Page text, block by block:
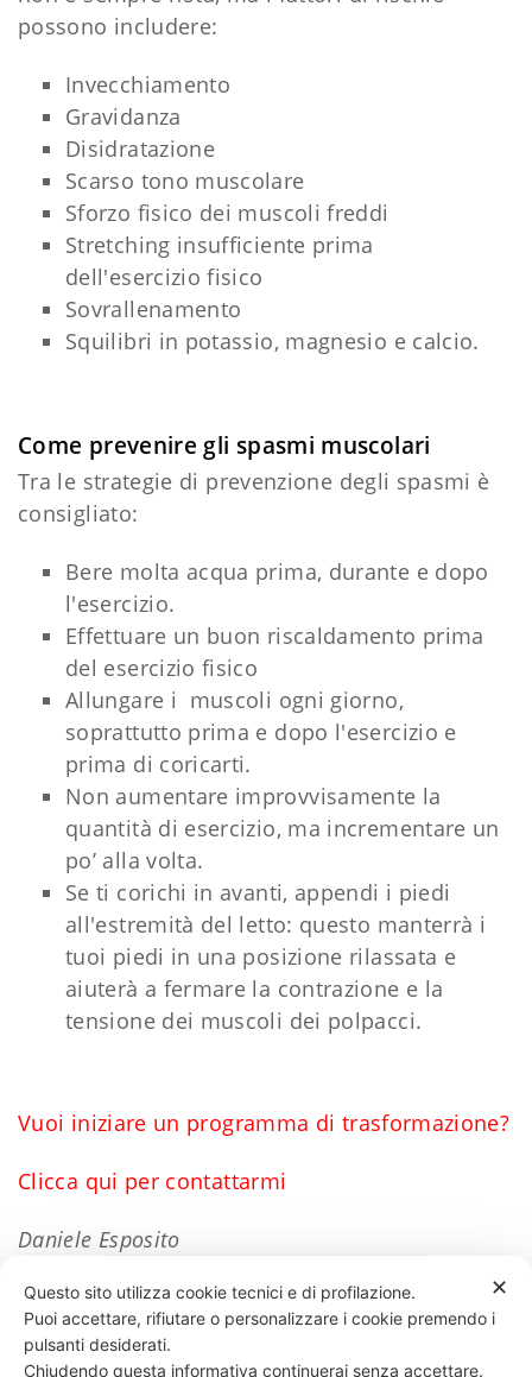
possono includere:
Invecchiamento
Gravidanza
Disidratazione
Scarso tono muscolare
Sforzo fisico dei muscoli freddi
Stretching insufficiente prima
dell'esercizio fisico
Sovrallenamento
Squilibri in potassio, magnesio e calcio.
Come prevenire gli spasmi muscolari
Tra le strategie di prevenzione degli spasmi è
consigliato:
Bere molta acqua prima, durante e dopo
l'esercizio.
Effettuare un buon riscaldamento prima
del esercizio fisico
Allungare i muscoli ogni giorno,
soprattutto prima e dopo l'esercizio e
prima di coricarti.
Non aumentare improvvisamente la
quantità di esercizio, ma incrementare un
po’ alla volta.
Se ti corichi in avanti, appendi i piedi
all'estremità del letto: questo manterrà i
tuoi piedi in una posizione rilassata e
aiuterà a fermare la contrazione e la
tensione dei muscoli dei polpacci.
Vuoi iniziare un programma di trasformazione?
Clicca qui per contattarmi
Daniele Esposito
78 LIKES
✕
Questo sito utilizza cookie tecnici e di profilazione.
Puoi accettare, rifiutare o personalizzare i cookie premendo i
pulsanti desiderati.
Chiudendo questa informativa continuerai senza accettare.